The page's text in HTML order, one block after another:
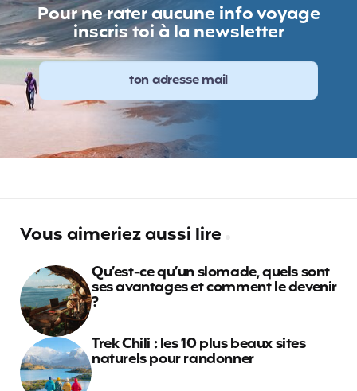
Pour ne rater aucune info voyage
inscris toi à la newsletter
Vous aimeriez aussi lire
Qu’est-ce qu’un slomade, quels sont
ses avantages et comment le devenir
?
Trek Chili : les 10 plus beaux sites
naturels pour randonner